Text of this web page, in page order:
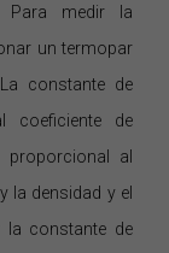
Para medir la
un termopar
constante de
coeficiente de
al
la densidad y el
la constante de